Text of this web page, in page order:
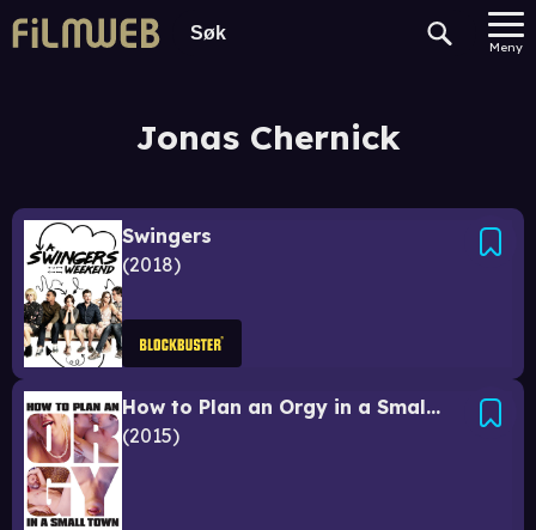
Meny
Jonas Chernick
Swingers
2018
How to Plan an Orgy in a Small Town
2015